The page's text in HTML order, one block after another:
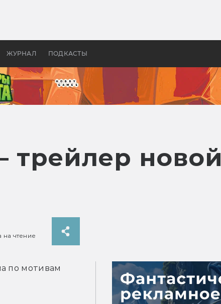
ЖУРНАЛ ПОДКАСТЫ
Древней Грецией
эпохи
трейлер новой
на чтение
по мотивам